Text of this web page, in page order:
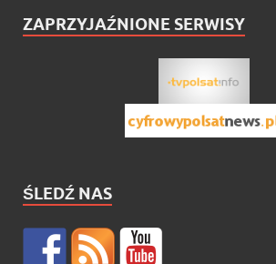
ZAPRZYJAŹNIONE SERWISY
ŚLEDŹ NAS